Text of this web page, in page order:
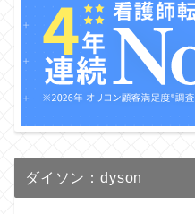
ダイソン：dyson